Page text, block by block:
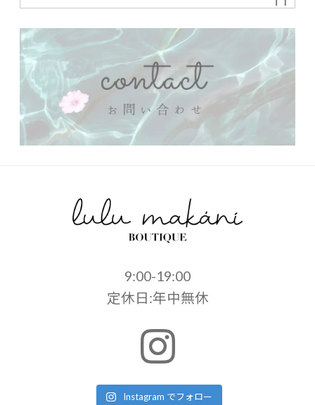
9:00-19:00
定休日:年中無休
Instagram でフォロー